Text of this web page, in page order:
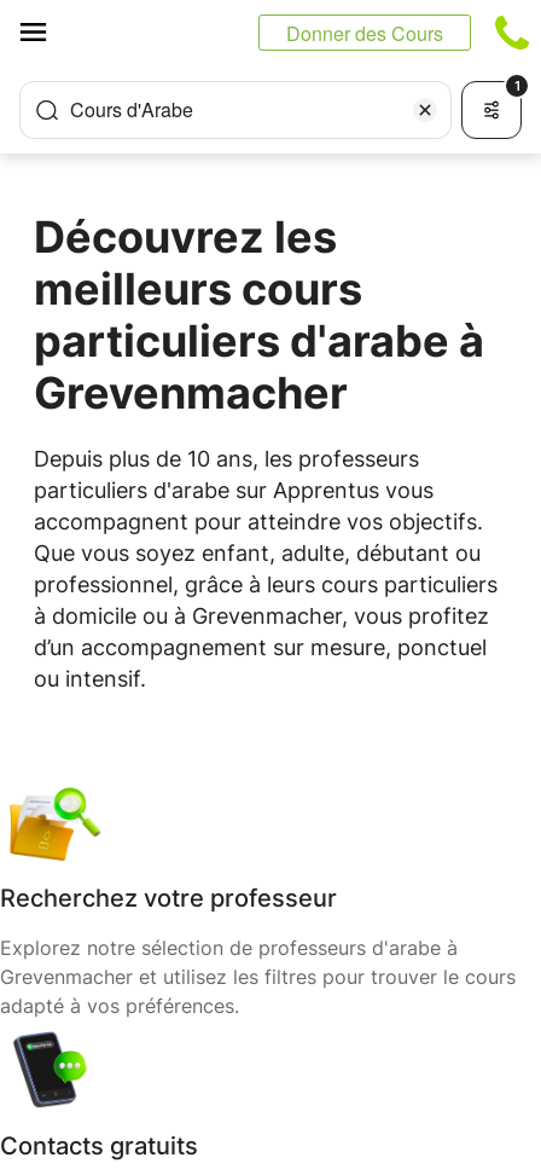
Donner des Cours
Cours d'Arabe
1
Découvrez les
meilleurs cours
particuliers d'arabe à
Grevenmacher
Depuis plus de 10 ans, les professeurs
particuliers d'arabe sur Apprentus vous
accompagnent pour atteindre vos objectifs.
Que vous soyez enfant, adulte, débutant ou
professionnel, grâce à leurs cours particuliers
à domicile ou à Grevenmacher, vous profitez
d’un accompagnement sur mesure, ponctuel
ou intensif.
Recherchez votre professeur
Explorez notre sélection de professeurs d'arabe à
Grevenmacher et utilisez les filtres pour trouver le cours
adapté à vos préférences.
Contacts gratuits